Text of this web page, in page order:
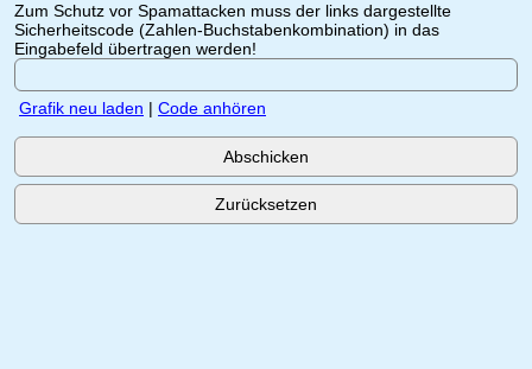
Zum Schutz vor Spamattacken muss der links dargestellte
Sicherheitscode (Zahlen-Buchstabenkombination) in das
Eingabefeld übertragen werden!
Grafik neu laden | Code anhören